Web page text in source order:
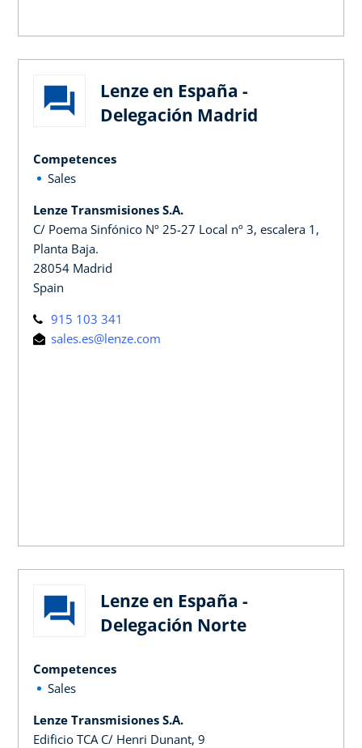
Lenze en España -
Delegación Madrid
Competences
Sales
Lenze Transmisiones S.A.
C/ Poema Sinfónico Nº 25-27 Local nº 3, escalera 1,
Planta Baja.
28054 Madrid
Spain
915 103 341
sales.es@lenze.com
Lenze en España -
Delegación Norte
Competences
Sales
Lenze Transmisiones S.A.
Edificio TCA C/ Henri Dunant, 9